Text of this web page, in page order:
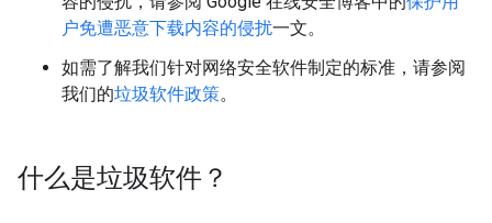
户免遭恶意下载内容的侵扰一文。
如需了解我们针对网络安全软件制定的标准，请参阅
我们的垃圾软件政策。
什么是垃圾软件？